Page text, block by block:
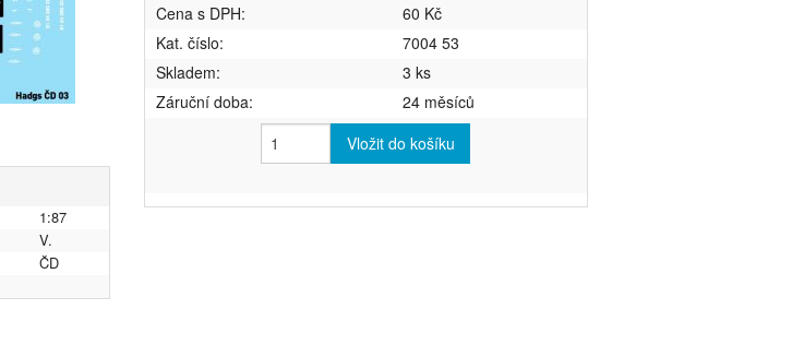
1:87
V.
ČD
Cena s DPH:
60 Kč
Kat. číslo:
7004 53
Skladem:
3 ks
Záruční doba:
24 měsíců
Vložit do košíku